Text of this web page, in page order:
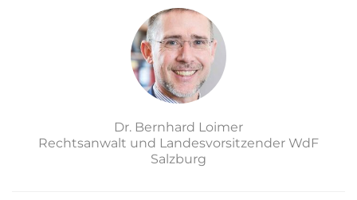
Dr. Bernhard Loimer
Rechtsanwalt und Landesvorsitzender WdF
Salzburg